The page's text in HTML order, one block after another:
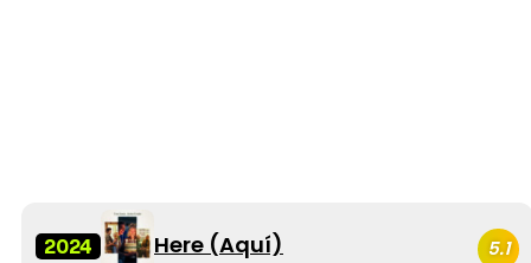
2024 Here (Aquí) 5.1